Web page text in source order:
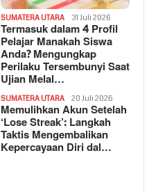
SUMATERA UTARA 31 Juli 2026
Termasuk dalam 4 Profil
Pelajar Manakah Siswa
Anda? Mengungkap
Perilaku Tersembunyi Saat
Ujian Melal…
SUMATERA UTARA 20 Juli 2026
Memulihkan Akun Setelah
‘Lose Streak’: Langkah
Taktis Mengembalikan
Kepercayaan Diri dal…